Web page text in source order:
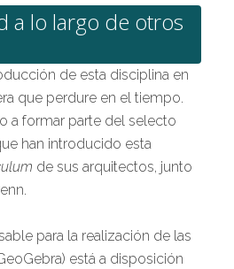
a lo largo de otros
de esta disciplina en
que perdure en el tiempo.
a formar parte del selecto
han introducido esta
de sus arquitectos, junto
para la realización de las
está a disposición